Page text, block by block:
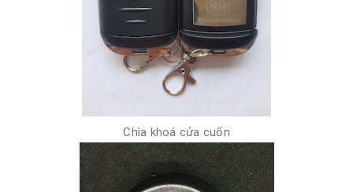
Chìa khoá cửa cuốn